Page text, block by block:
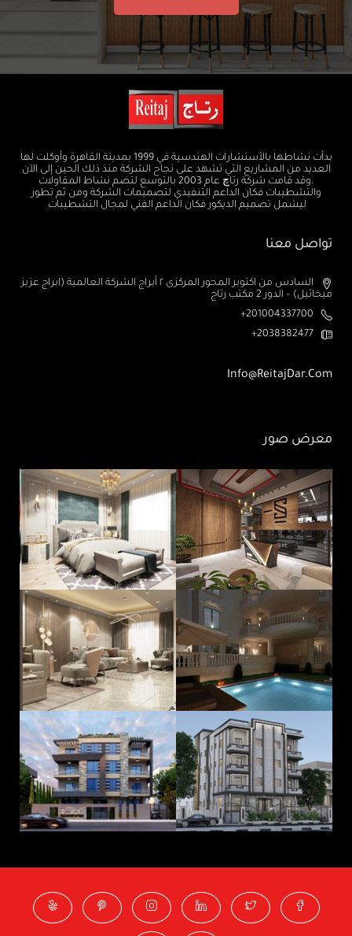
بدأت نشاطها بالأستشارات الهندسية في 1999 بمدينة القاهرة وأوكلت لها
العديد من المشاريع التي تشهد على نجاح الشركة منذ ذلك الحين إلى الآن
.وقد قامت شركة رتاچ عام 2003 بالتوسع لتضم نشاط المقاولات
والتشطيبات فكان الداعم التنفيذي لتصميمات الشركة ومن ثم تطور
ليشمل تصميم الديكور فكان الداعم الفني لمجال التشطيبات
تواصل معنا
السادس من اكتوبر المحور المركزى ٢ أبراج الشركة العالمية (ابراج عزيز
ميخائيل) – الدور 2 مكتب رتاج
201004337700+
2038382477+
Info@ReitajDar.com
معرض صور